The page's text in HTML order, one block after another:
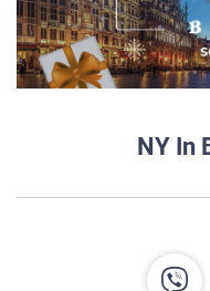
NY In